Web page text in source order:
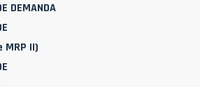
DEMANDA
MRP II)